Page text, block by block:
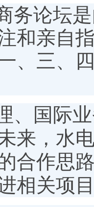
务论坛
和亲自
、三、
、国际
来，水
合作思
相关项